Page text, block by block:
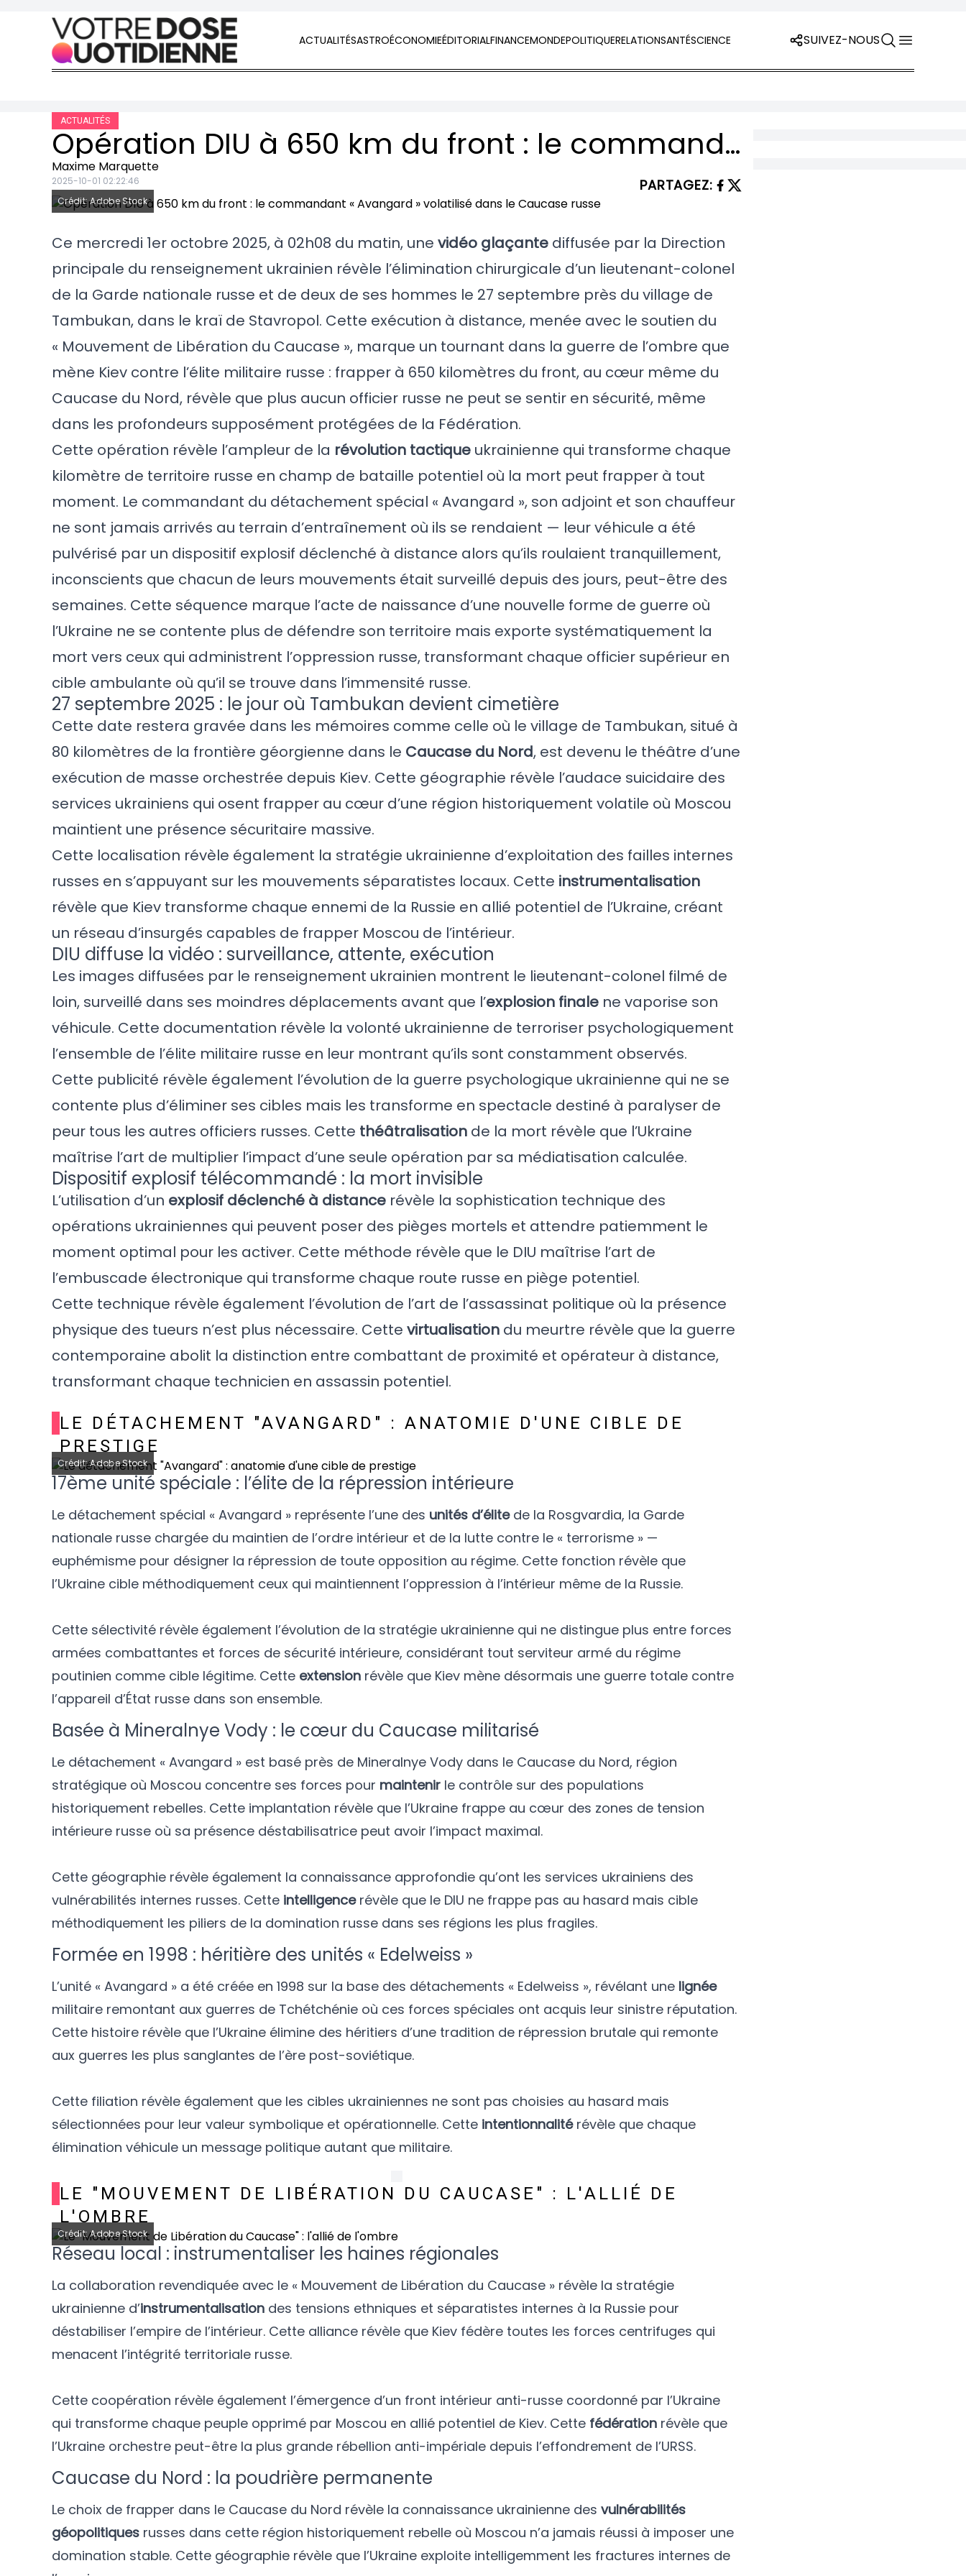
Skip to content
ACTUALITÉSASTROÉCONOMIEÉDITORIALFINANCEMONDEPOLITIQUERELATIONSANTÉSCIENCE SUIVEZ-NOUS
ACTUALITÉS
Opération DIU à 650 km du front : le commandant « Avangard » volatilisé dans le Caucase russe
Maxime Marquette
2025-10-01 02:22:46 PARTAGEZ:
Crédit: Adobe Stock
Ce mercredi 1er octobre 2025, à 02h08 du matin, une vidéo glaçante diffusée par la Direction
principale du renseignement ukrainien révèle l’élimination chirurgicale d’un lieutenant-colonel
de la Garde nationale russe et de deux de ses hommes le 27 septembre près du village de
Tambukan, dans le kraï de Stavropol. Cette exécution à distance, menée avec le soutien du
« Mouvement de Libération du Caucase », marque un tournant dans la guerre de l’ombre que
mène Kiev contre l’élite militaire russe : frapper à 650 kilomètres du front, au cœur même du
Caucase du Nord, révèle que plus aucun officier russe ne peut se sentir en sécurité, même
dans les profondeurs supposément protégées de la Fédération.
Cette opération révèle l’ampleur de la révolution tactique ukrainienne qui transforme chaque
kilomètre de territoire russe en champ de bataille potentiel où la mort peut frapper à tout
moment. Le commandant du détachement spécial « Avangard », son adjoint et son chauffeur
ne sont jamais arrivés au terrain d’entraînement où ils se rendaient — leur véhicule a été
pulvérisé par un dispositif explosif déclenché à distance alors qu’ils roulaient tranquillement,
inconscients que chacun de leurs mouvements était surveillé depuis des jours, peut-être des
semaines. Cette séquence marque l’acte de naissance d’une nouvelle forme de guerre où
l’Ukraine ne se contente plus de défendre son territoire mais exporte systématiquement la
mort vers ceux qui administrent l’oppression russe, transformant chaque officier supérieur en
cible ambulante où qu’il se trouve dans l’immensité russe.
27 septembre 2025 : le jour où Tambukan devient cimetière
Cette date restera gravée dans les mémoires comme celle où le village de Tambukan, situé à
80 kilomètres de la frontière géorgienne dans le Caucase du Nord, est devenu le théâtre d’une
exécution de masse orchestrée depuis Kiev. Cette géographie révèle l’audace suicidaire des
services ukrainiens qui osent frapper au cœur d’une région historiquement volatile où Moscou
maintient une présence sécuritaire massive.
Cette localisation révèle également la stratégie ukrainienne d’exploitation des failles internes
russes en s’appuyant sur les mouvements séparatistes locaux. Cette instrumentalisation
révèle que Kiev transforme chaque ennemi de la Russie en allié potentiel de l’Ukraine, créant
un réseau d’insurgés capables de frapper Moscou de l’intérieur.
DIU diffuse la vidéo : surveillance, attente, exécution
Les images diffusées par le renseignement ukrainien montrent le lieutenant-colonel filmé de
loin, surveillé dans ses moindres déplacements avant que l’explosion finale ne vaporise son
véhicule. Cette documentation révèle la volonté ukrainienne de terroriser psychologiquement
l’ensemble de l’élite militaire russe en leur montrant qu’ils sont constamment observés.
Cette publicité révèle également l’évolution de la guerre psychologique ukrainienne qui ne se
contente plus d’éliminer ses cibles mais les transforme en spectacle destiné à paralyser de
peur tous les autres officiers russes. Cette théâtralisation de la mort révèle que l’Ukraine
maîtrise l’art de multiplier l’impact d’une seule opération par sa médiatisation calculée.
Dispositif explosif télécommandé : la mort invisible
L’utilisation d’un explosif déclenché à distance révèle la sophistication technique des
opérations ukrainiennes qui peuvent poser des pièges mortels et attendre patiemment le
moment optimal pour les activer. Cette méthode révèle que le DIU maîtrise l’art de
l’embuscade électronique qui transforme chaque route russe en piège potentiel.
Cette technique révèle également l’évolution de l’art de l’assassinat politique où la présence
physique des tueurs n’est plus nécessaire. Cette virtualisation du meurtre révèle que la guerre
contemporaine abolit la distinction entre combattant de proximité et opérateur à distance,
transformant chaque technicien en assassin potentiel.
LE DÉTACHEMENT "AVANGARD" : ANATOMIE D'UNE CIBLE DE
PRESTIGE
Crédit: Adobe Stock
17ème unité spéciale : l’élite de la répression intérieure
Le détachement spécial « Avangard » représente l’une des unités d’élitede la Rosgvardia, la Garde
nationale russe chargée du maintien de l’ordre intérieur et de la lutte contre le « terrorisme » —
euphémisme pour désigner la répression de toute opposition au régime. Cette fonction révèle que
l’Ukraine cible méthodiquement ceux qui maintiennent l’oppression à l’intérieur même de la Russie.
Cette sélectivité révèle également l’évolution de la stratégie ukrainienne qui ne distingue plus entre forces
armées combattantes et forces de sécurité intérieure, considérant tout serviteur armé du régime
poutinien comme cible légitime. Cette extension révèle que Kiev mène désormais une guerre totale contre
l’appareil d’État russe dans son ensemble.
Basée à Mineralnye Vody : le cœur du Caucase militarisé
Le détachement « Avangard » est basé près de Mineralnye Vody dans le Caucase du Nord, région
stratégique où Moscou concentre ses forces pour maintenir le contrôle sur des populations
historiquement rebelles. Cette implantation révèle que l’Ukraine frappe au cœur des zones de tension
intérieure russe où sa présence déstabilisatrice peut avoir l’impact maximal.
Cette géographie révèle également la connaissance approfondie qu’ont les services ukrainiens des
vulnérabilités internes russes. Cette intelligencerévèle que le DIU ne frappe pas au hasard mais cible
méthodiquement les piliers de la domination russe dans ses régions les plus fragiles.
Formée en 1998 : héritière des unités « Edelweiss »
L’unité « Avangard » a été créée en 1998 sur la base des détachements « Edelweiss », révélant une lignée
militaire remontant aux guerres de Tchétchénie où ces forces spéciales ont acquis leur sinistre réputation.
Cette histoire révèle que l’Ukraine élimine des héritiers d’une tradition de répression brutale qui remonte
aux guerres les plus sanglantes de l’ère post-soviétique.
Cette filiation révèle également que les cibles ukrainiennes ne sont pas choisies au hasard mais
sélectionnées pour leur valeur symbolique et opérationnelle. Cette intentionnalitérévèle que chaque
élimination véhicule un message politique autant que militaire.
LE "MOUVEMENT DE LIBÉRATION DU CAUCASE" : L'ALLIÉ DE
L'OMBRE
Crédit: Adobe Stock
Réseau local : instrumentaliser les haines régionales
La collaboration revendiquée avec le « Mouvement de Libération du Caucase » révèle la stratégie
ukrainienne d’instrumentalisation des tensions ethniques et séparatistes internes à la Russie pour
déstabiliser l’empire de l’intérieur. Cette alliance révèle que Kiev fédère toutes les forces centrifuges qui
menacent l’intégrité territoriale russe.
Cette coopération révèle également l’émergence d’un front intérieur anti-russe coordonné par l’Ukraine
qui transforme chaque peuple opprimé par Moscou en allié potentiel de Kiev. Cette fédération révèle que
l’Ukraine orchestre peut-être la plus grande rébellion anti-impériale depuis l’effondrement de l’URSS.
Caucase du Nord : la poudrière permanente
Le choix de frapper dans le Caucase du Nord révèle la connaissance ukrainienne des vulnérabilités
géopolitiques russes dans cette région historiquement rebelle où Moscou n’a jamais réussi à imposer une
domination stable. Cette géographie révèle que l’Ukraine exploite intelligemment les fractures internes de